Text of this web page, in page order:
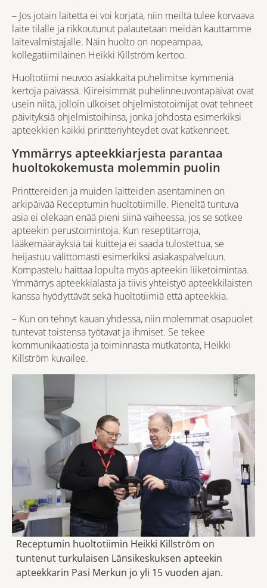
– Jos jotain laitetta ei voi korjata, niin meiltä tulee korvaava
laite tilalle ja rikkoutunut palautetaan meidän kauttamme
laitevalmistajalle. Näin huolto on nopeampaa,
kollegatiimiläinen Heikki Killström kertoo.
Huoltotiimi neuvoo asiakkaita puhelimitse kymmeniä
kertoja päivässä. Kiireisimmät puhelinneuvontapäivät ovat
usein niitä, jolloin ulkoiset ohjelmistotoimijat ovat tehneet
päivityksiä ohjelmistoihinsa, jonka johdosta esimerkiksi
apteekkien kaikki printteriyhteydet ovat katkenneet.
Ymmärrys apteekkiarjesta parantaa
huoltokokemusta molemmin puolin
Printtereiden ja muiden laitteiden asentaminen on
arkipäivää Receptumin huoltotiimille. Pieneltä tuntuva
asia ei olekaan enää pieni siinä vaiheessa, jos se sotkee
apteekin perustoimintoja. Kun reseptitarroja,
lääkemääräyksiä tai kuitteja ei saada tulostettua, se
heijastuu välittömästi esimerkiksi asiakaspalveluun.
Kompastelu haittaa lopulta myös apteekin liiketoimintaa.
Ymmärrys apteekkialasta ja tiivis yhteistyö apteekkilaisten
kanssa hyödyttävät sekä huoltotiimiä että apteekkia.
– Kun on tehnyt kauan yhdessä, niin molemmat osapuolet
tuntevat toistensa työtavat ja ihmiset. Se tekee
kommunikaatiosta ja toiminnasta mutkatonta, Heikki
Killström kuvailee.
Receptumin huoltotiimin Heikki Killström on
tuntenut turkulaisen Länsikeskuksen apteekin
apteekkarin Pasi Merkun jo yli 15 vuoden ajan.